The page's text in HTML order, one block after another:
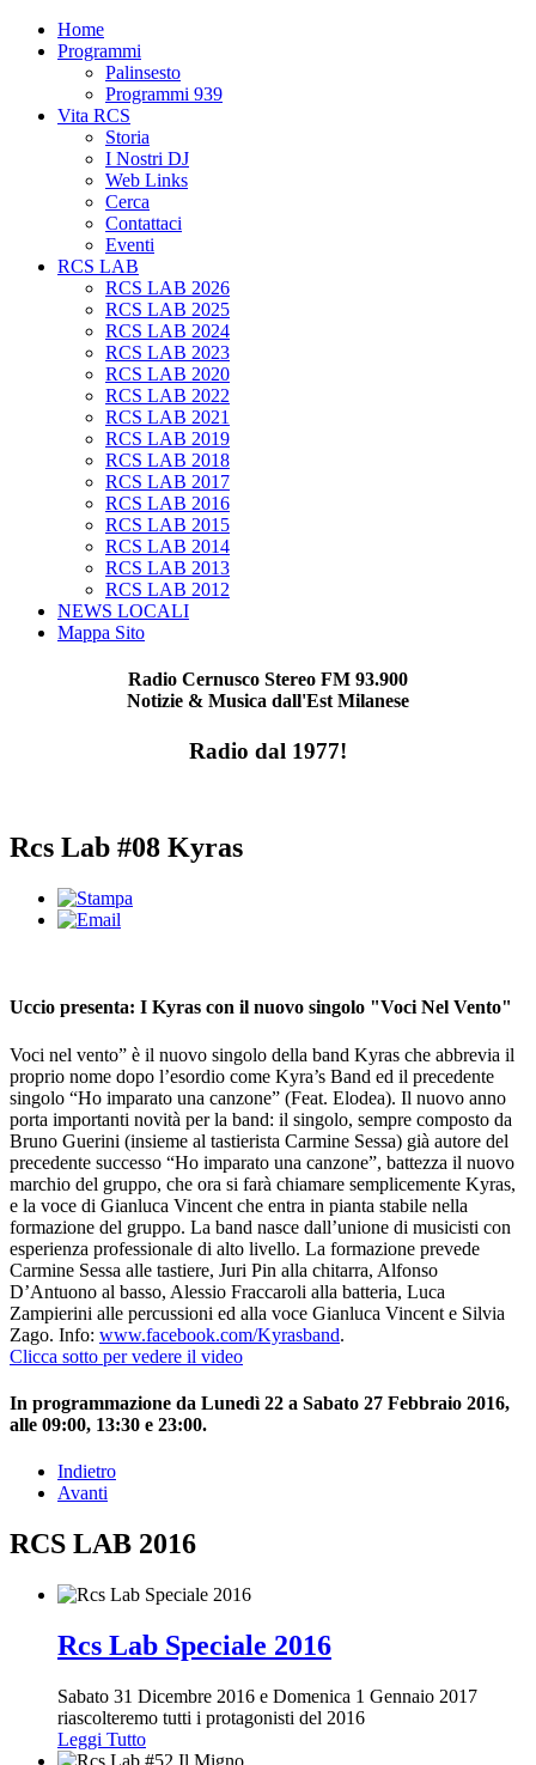
Home
Programmi
Palinsesto
Programmi 939
Vita RCS
Storia
I Nostri DJ
Web Links
Cerca
Contattaci
Eventi
RCS LAB
RCS LAB 2026
RCS LAB 2025
RCS LAB 2024
RCS LAB 2023
RCS LAB 2020
RCS LAB 2022
RCS LAB 2021
RCS LAB 2019
RCS LAB 2018
RCS LAB 2017
RCS LAB 2016
RCS LAB 2015
RCS LAB 2014
RCS LAB 2013
RCS LAB 2012
NEWS LOCALI
Mappa Sito
Radio Cernusco Stereo FM 93.900
Notizie & Musica dall'Est Milanese
Radio dal 1977!
Rcs Lab #08 Kyras
Uccio presenta: I Kyras con il nuovo singolo "Voci Nel Vento"
Voci nel vento” è il nuovo singolo della band Kyras che abbrevia il
proprio nome dopo l’esordio come Kyra’s Band ed il precedente
singolo “Ho imparato una canzone” (Feat. Elodea). Il nuovo anno
porta importanti novità per la band: il singolo, sempre composto da
Bruno Guerini (insieme al tastierista Carmine Sessa) già autore del
precedente successo “Ho imparato una canzone”, battezza il nuovo
marchio del gruppo, che ora si farà chiamare semplicemente Kyras,
e la voce di Gianluca Vincent che entra in pianta stabile nella
formazione del gruppo. La band nasce dall’unione di musicisti con
esperienza professionale di alto livello. La formazione prevede
Carmine Sessa alle tastiere, Juri Pin alla chitarra, Alfonso
D’Antuono al basso, Alessio Fraccaroli alla batteria, Luca
Zampierini alle percussioni ed alla voce Gianluca Vincent e Silvia
Zago. Info: www.facebook.com/Kyrasband.
Clicca sotto per vedere il video
In programmazione da Lunedì 22 a Sabato 27 Febbraio 2016,
alle 09:00, 13:30 e 23:00.
Indietro
Avanti
RCS LAB 2016
Rcs Lab Speciale 2016
Sabato 31 Dicembre 2016 e Domenica 1 Gennaio 2017
riascolteremo tutti i protagonisti del 2016
Leggi Tutto